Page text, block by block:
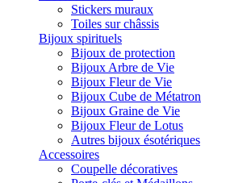
Stickers muraux
Toiles sur châssis
Bijoux spirituels
Bijoux de protection
Bijoux Arbre de Vie
Bijoux Fleur de Vie
Bijoux Cube de Métatron
Bijoux Graine de Vie
Bijoux Fleur de Lotus
Autres bijoux ésotériques
Accessoires
Coupelle décoratives